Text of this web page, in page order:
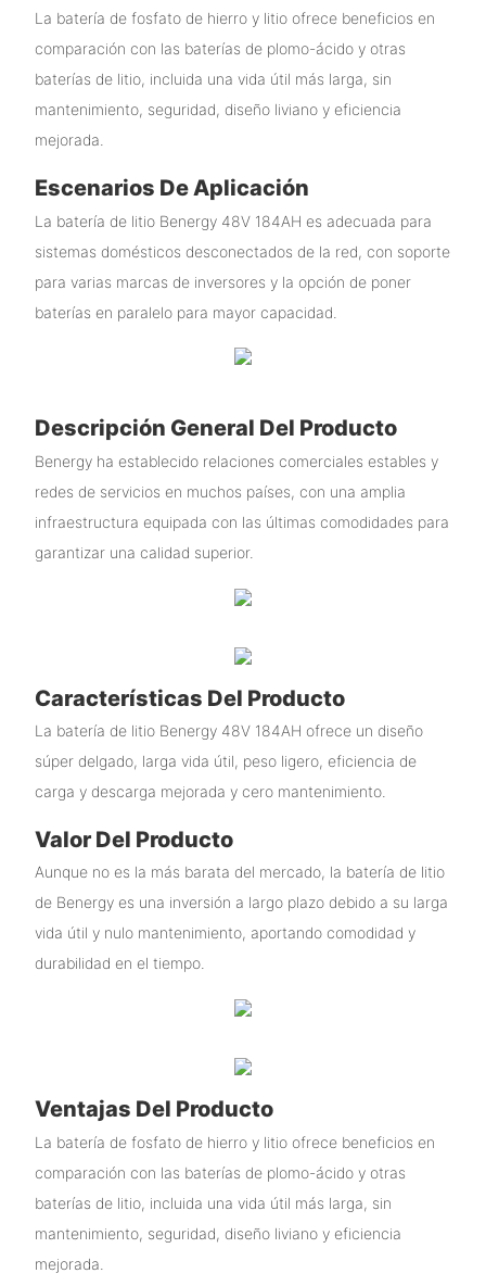
La batería de fosfato de hierro y litio ofrece beneficios en
comparación con las baterías de plomo-ácido y otras
baterías de litio, incluida una vida útil más larga, sin
mantenimiento, seguridad, diseño liviano y eficiencia
mejorada.
Escenarios De Aplicación
La batería de litio Benergy 48V 184AH es adecuada para
sistemas domésticos desconectados de la red, con soporte
para varias marcas de inversores y la opción de poner
baterías en paralelo para mayor capacidad.
Descripción General Del Producto
Benergy ha establecido relaciones comerciales estables y
redes de servicios en muchos países, con una amplia
infraestructura equipada con las últimas comodidades para
garantizar una calidad superior.
Características Del Producto
La batería de litio Benergy 48V 184AH ofrece un diseño
súper delgado, larga vida útil, peso ligero, eficiencia de
carga y descarga mejorada y cero mantenimiento.
Valor Del Producto
Aunque no es la más barata del mercado, la batería de litio
de Benergy es una inversión a largo plazo debido a su larga
vida útil y nulo mantenimiento, aportando comodidad y
durabilidad en el tiempo.
Ventajas Del Producto
La batería de fosfato de hierro y litio ofrece beneficios en
comparación con las baterías de plomo-ácido y otras
baterías de litio, incluida una vida útil más larga, sin
mantenimiento, seguridad, diseño liviano y eficiencia
mejorada.